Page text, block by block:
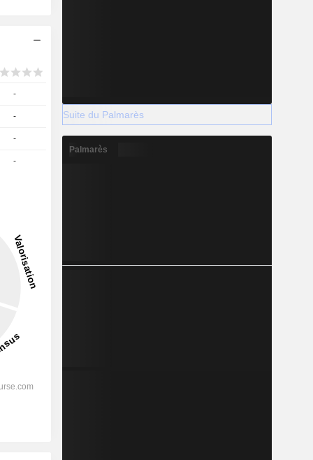
-
-
-
-
Suite du Palmarès
Palmarès